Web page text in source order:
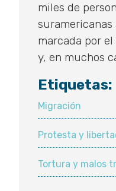
miles de
marcada por
y, en muchos
Etiquetas:
Migración
Protesta y
Tortura y malos